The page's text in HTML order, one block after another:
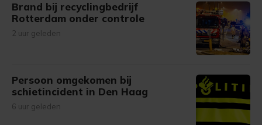
Brand bij recyclingbedrijf
Rotterdam onder controle
2 uur geleden
Persoon omgekomen bij
schietincident in Den Haag
6 uur geleden